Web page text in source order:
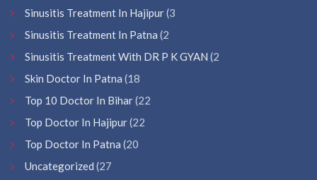
Sinusitis Treatment In Hajipur(3
Sinusitis Treatment In Patna (2
Sinusitis Treatment With DR P K GYAN (2
Skin Doctor In Patna (18
Top 10 Doctor In Bihar(22
Top Doctor In Hajipur(22
Top Doctor In Patna (20
Uncategorized (27